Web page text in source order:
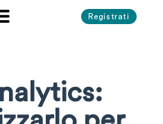
Registrati